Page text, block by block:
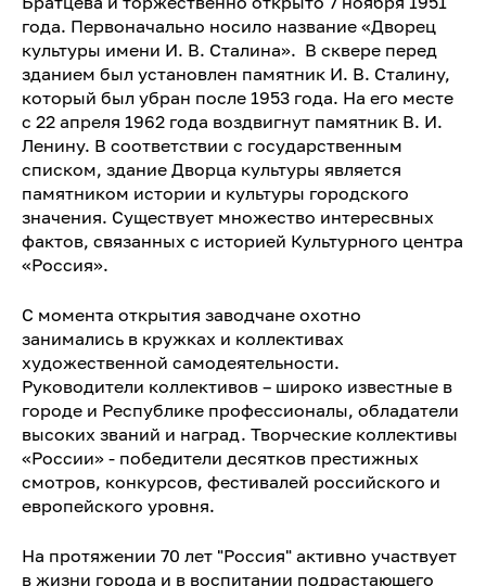
года. Первоначально носило название «Дворец
культуры имени И. В. Сталина». В сквере перед
зданием был установлен памятник И. В. Сталину,
который был убран после 1953 года. На его месте
с 22 апреля 1962 года воздвигнут памятник В. И.
Ленину. В соответствии с государственным
списком, здание Дворца культуры является
памятником истории и культуры городского
значения. Существует множество интересвных
фактов, связанных с историей Культурного центра
«Россия».
С момента открытия заводчане охотно
занимались в кружках и коллективах
художественной самодеятельности.
Руководители коллективов – широко известные в
городе и Республике профессионалы, обладатели
высоких званий и наград. Творческие коллективы
«России» - победители десятков престижных
смотров, конкурсов, фестивалей российского и
европейского уровня.
На протяжении 70 лет "Россия" активно участвует
в жизни города и в воспитании подрастающего